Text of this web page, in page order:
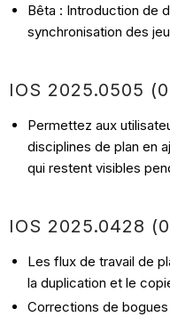
Bêta : Introduction de
synchronisation des
IOS 2025.0505
Permettez aux
disciplines de plan en
qui restent visibles
IOS 2025.0428
Les flux de travail de
la duplication et le
Corrections de